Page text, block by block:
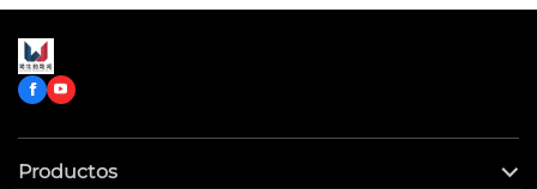
Productos